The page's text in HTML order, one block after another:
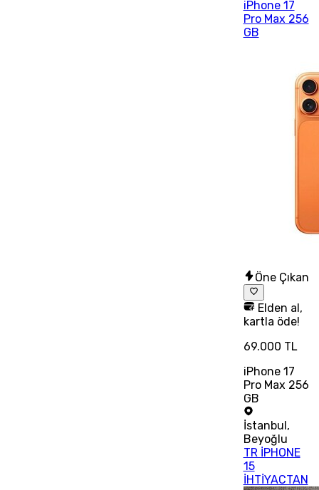
iPhone 17
Pro Max 256
GB
Öne Çıkan
Elden al,
kartla öde!
69.000 TL
iPhone 17
Pro Max 256
GB
İstanbul,
Beyoğlu
TR İPHONE
15
İHTİYACTAN